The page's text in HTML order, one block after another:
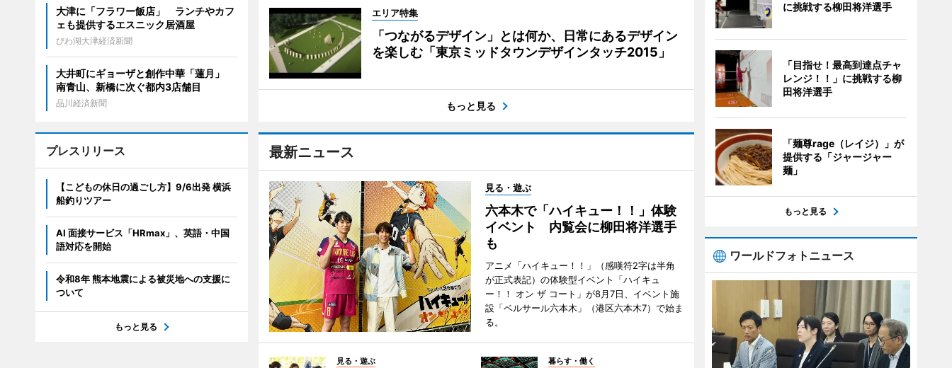
エリア特集
「つながるデザイン」とは何か、日常にあるデザイン
を楽しむ「東京ミッドタウンデザインタッチ2015」
もっと見る
最新ニュース
見る・遊ぶ
六本木で「ハイキュー！！」体験
イベント 内覧会に柳田将洋選手
も
アニメ「ハイキュー！！」（感嘆符2字は半角
が正式表記）の体験型イベント「ハイキュ
ー！！ オン ザ コート」が8月7日、イベント施
設「ベルサール六本木」（港区六本木7）で始ま
る。
見る・遊ぶ 暮らす・働く
大津に「フラワー飯店」 ランチやカフ
ェも提供するエスニック居酒屋
びわ湖大津経済新聞
大井町にギョーザと創作中華「蓮月」
南青山、新橋に次ぐ都内3店舗目
品川経済新聞
プレスリリース
【こどもの休日の過ごし方】9/6出発 横浜
船釣りツアー
AI 面接サービス「HRmax」、英語・中国
語対応を開始
令和8年 熊本地震による被災地への支援に
ついて
もっと見る
に挑戦する柳田将洋選手
「目指せ！最高到達点チャ
レンジ！！」に挑戦する柳
田将洋選手
「麺尊rage（レイジ）」が
提供する「ジャージャー
麺」
もっと見る
ワールドフォトニュース